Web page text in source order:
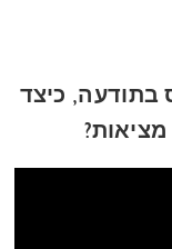
נס בתודעה, כיצד